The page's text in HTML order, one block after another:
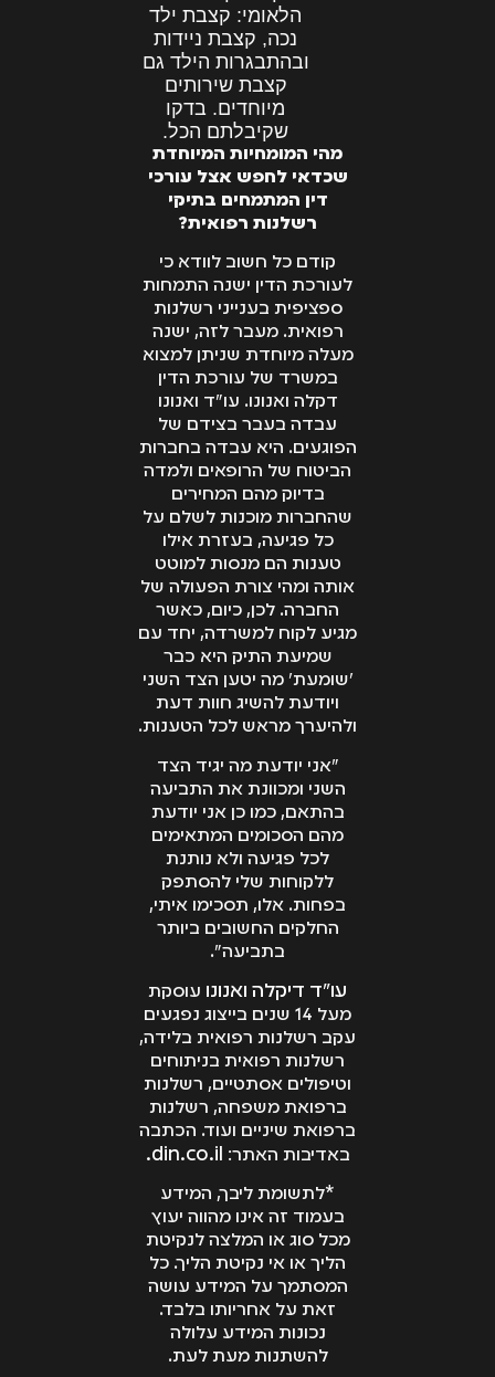
הלאומי: קצבת ילד
נכה, קצבת ניידות
ובהתבגרות הילד גם
קצבת שירותים
מיוחדים. בדקו
שקיבלתם הכל.
מהי המומחיות המיוחדת
שכדאי לחפש אצל עורכי
דין המתמחים בתיקי
רשלנות רפואית?
קודם כל חשוב לוודא כי
לעורכת הדין ישנה התמחות
ספציפית בענייני רשלנות
רפואית. מעבר לזה, ישנה
מעלה מיוחדת שניתן למצוא
במשרד של עורכת הדין
דקלה ואנונו. עו"ד ואנונו
עבדה בעבר בצידם של
הפוגעים. היא עבדה בחברות
הביטוח של הרופאים ולמדה
בדיוק מהם המחירים
שהחברות מוכנות לשלם על
כל פגיעה, בעזרת אילו
טענות הם מנסות למוטט
אותה ומהי צורת הפעולה של
החברה. לכן, כיום, כאשר
מגיע לקוח למשרדה, יחד עם
שמיעת התיק היא כבר
'שומעת' מה יטען הצד השני
ויודעת להשיג חוות דעת
ולהיערך מראש לכל הטענות.
"אני יודעת מה יגיד הצד
השני ומכוונת את התביעה
בהתאם, כמו כן אני יודעת
מהם הסכומים המתאימים
לכל פגיעה ולא נותנת
ללקוחות שלי להסתפק
בפחות. אלו, תסכימו איתי,
החלקים החשובים ביותר
בתביעה".
עו"ד דיקלה ואנונו עוסקת
מעל 14 שנים בייצוג נפגעים
עקב רשלנות רפואית בלידה,
רשלנות רפואית בניתוחים
וטיפולים אסתטיים, רשלנות
ברפואת משפחה, רשלנות
ברפואת שיניים ועוד. הכתבה
באדיבות האתר: din.co.il.
*לתשומת ליבך, המידע
בעמוד זה אינו מהווה יעוץ
מכל סוג או המלצה לנקיטת
הליך או אי נקיטת הליך. כל
המסתמך על המידע עושה
זאת על אחריותו בלבד.
נכונות המידע עלולה
להשתנות מעת לעת.